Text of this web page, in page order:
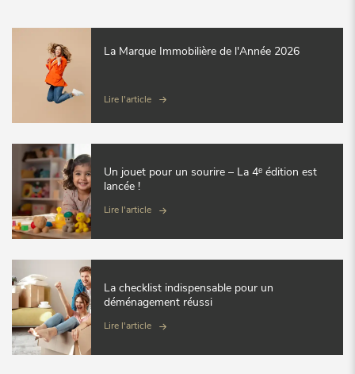
La Marque Immobilière de l'Année 2026
Lire l'article
Un jouet pour un sourire – La 4ᵉ édition est
lancée !
Lire l'article
La checklist indispensable pour un
déménagement réussi
Lire l'article